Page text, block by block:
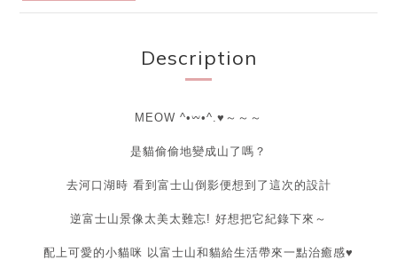
Description
MEOW ^•𖥦•^.♥～～～
是貓偷偷地變成山了嗎？
去河口湖時 看到 富士山倒影便想到了這次的設計
逆富士山景像太美太難忘! 好想把它紀錄下來～
配上可愛的小貓咪 以富士山和貓給生活帶來一點治癒感♥